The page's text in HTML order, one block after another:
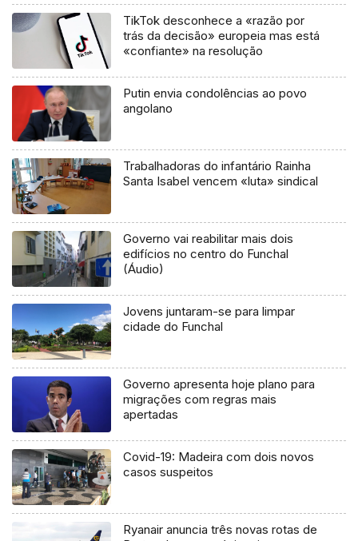
TikTok desconhece a «razão por
trás da decisão» europeia mas está
«confiante» na resolução
Putin envia condolências ao povo
angolano
Trabalhadoras do infantário Rainha
Santa Isabel vencem «luta» sindical
Governo vai reabilitar mais dois
edifícios no centro do Funchal
(Áudio)
Jovens juntaram-se para limpar
cidade do Funchal
Governo apresenta hoje plano para
migrações com regras mais
apertadas
Covid-19: Madeira com dois novos
casos suspeitos
Ryanair anuncia três novas rotas de